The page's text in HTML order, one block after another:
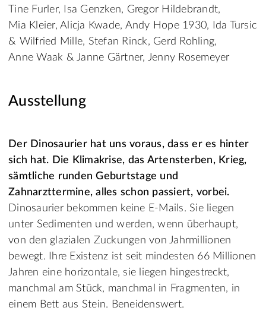
Tine Furler, Isa Genzken, Gregor Hildebrandt,
Mia Kleier, Alicja Kwade, Andy Hope 1930, Ida Tursic
& Wilfried Mille, Stefan Rinck, Gerd Rohling,
Anne Waak & Janne Gärtner, Jenny Rosemeyer
Ausstellung
Der Dinosaurier hat uns voraus, dass er es hinter
sich hat. Die Klimakrise, das Artensterben, Krieg,
sämtliche runden Geburtstage und
Zahnarzttermine, alles schon passiert, vorbei.
Dinosaurier bekommen keine E-Mails. Sie liegen
unter Sedimenten und werden, wenn überhaupt,
von den glazialen Zuckungen von Jahrmillionen
bewegt. Ihre Existenz ist seit mindesten 66 Millionen
Jahren eine horizontale, sie liegen hingestreckt,
manchmal am Stück, manchmal in Fragmenten, in
einem Bett aus Stein. Beneidenswert.